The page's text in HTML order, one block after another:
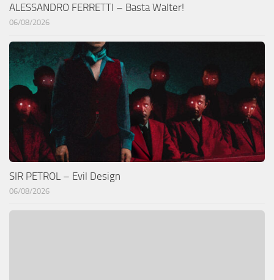
ALESSANDRO FERRETTI – Basta Walter!
06/08/2026
SIR PETROL – Evil Design
06/08/2026